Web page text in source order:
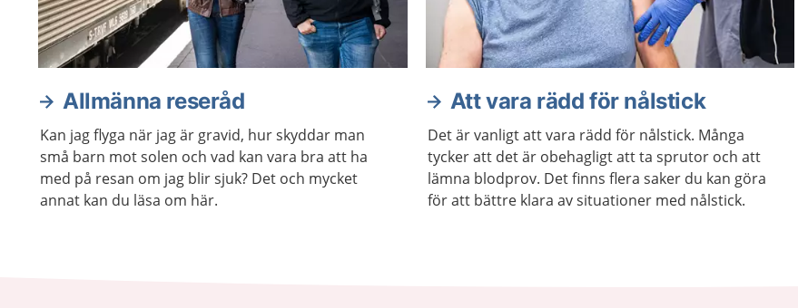
Allmänna reseråd
Kan jag flyga när jag är gravid, hur skyddar man
små barn mot solen och vad kan vara bra att ha
med på resan om jag blir sjuk? Det och mycket
annat kan du läsa om här.
Att vara rädd för nålstick
Det är vanligt att vara rädd för nålstick. Många
tycker att det är obehagligt att ta sprutor och att
lämna blodprov. Det finns flera saker du kan göra
för att bättre klara av situationer med nålstick.